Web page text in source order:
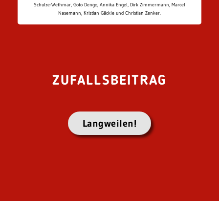
Schulze-Wethmar, Goto Dengo, Annika Engel, Dirk Zimmermann, Marcel
Nasemann, Kristian Gäckle und Christian Zenker.
ZUFALLSBEITRAG
Langweilen!